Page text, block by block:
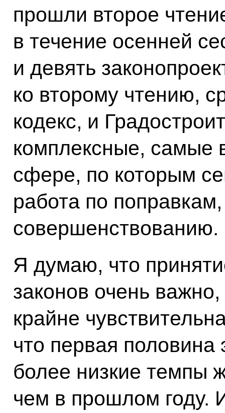
прошли второе
в течение осенней
и девять
ко второму чтению,
кодекс, и
комплексные, самые
сфере, по которым
работа по
совершенствованию.
Я думаю, что
законов очень
крайне
что первая половина
более низкие темпы
чем в прошлом году.